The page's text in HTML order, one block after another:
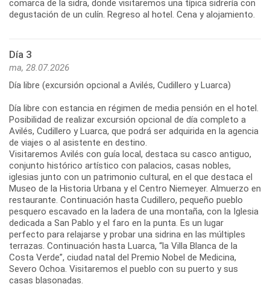
comarca de la sidra, donde visitaremos una típica sidrería con
degustación de un culín. Regreso al hotel. Cena y alojamiento.
Día 3
ma, 28.07.2026
Día libre (excursión opcional a Avilés, Cudillero y Luarca)
Día libre con estancia en régimen de media pensión en el hotel.
Posibilidad de realizar excursión opcional de día completo a
Avilés, Cudillero y Luarca, que podrá ser adquirida en la agencia
de viajes o al asistente en destino.
Visitaremos Avilés con guía local, destaca su casco antiguo,
conjunto histórico artístico con palacios, casas nobles,
iglesias junto con un patrimonio cultural, en el que destaca el
Museo de la Historia Urbana y el Centro Niemeyer. Almuerzo en
restaurante. Continuación hasta Cudillero, pequeño pueblo
pesquero escavado en la ladera de una montaña, con la Iglesia
dedicada a San Pablo y el faro en la punta. Es un lugar
perfecto para relajarse y probar una sidrina en las múltiples
terrazas. Continuación hasta Luarca, “la Villa Blanca de la
Costa Verde”, ciudad natal del Premio Nobel de Medicina,
Severo Ochoa. Visitaremos el pueblo con su puerto y sus
casas blasonadas.